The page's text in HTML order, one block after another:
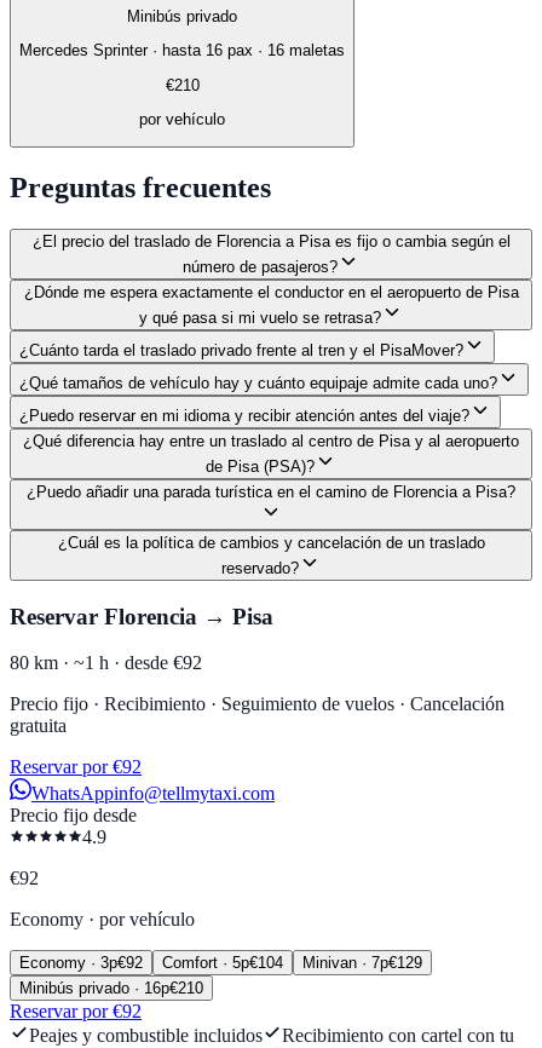
Minibús privado
Mercedes Sprinter· hasta 16 pax · 16 maletas
€210
por vehículo
Preguntas frecuentes
¿El precio del traslado de Florencia a Pisa es fijo o cambia según el
número de pasajeros?
¿Dónde me espera exactamente el conductor en el aeropuerto de Pisa
y qué pasa si mi vuelo se retrasa?
¿Cuánto tarda el traslado privado frente al tren y el PisaMover?
¿Qué tamaños de vehículo hay y cuánto equipaje admite cada uno?
¿Puedo reservar en mi idioma y recibir atención antes del viaje?
¿Qué diferencia hay entre un traslado al centro de Pisa y al aeropuerto
de Pisa (PSA)?
¿Puedo añadir una parada turística en el camino de Florencia a Pisa?
¿Cuál es la política de cambios y cancelación de un traslado
reservado?
Reservar Florencia → Pisa
80 km · ~1 h · desde €92
Precio fijo · Recibimiento · Seguimiento de vuelos · Cancelación
gratuita
Reservar por €92
WhatsAppinfo@tellmytaxi.com
Precio fijo desde
4.9
€92
Economy · por vehículo
Economy · 3p€92 Comfort · 5p€104 Minivan · 7p€129
Minibús privado · 16p€210
Reservar por €92
Peajes y combustible incluidos
Recibimiento con cartel con tu